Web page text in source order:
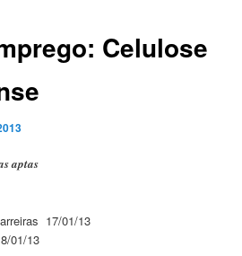
Celulose
aptas
17/01/13
01/13